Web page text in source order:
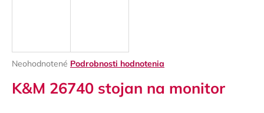
Priemerné
produktu
je
Neohodnotené Podrobnosti hodnotenia
K&M 26740 stojan na monitor
ť